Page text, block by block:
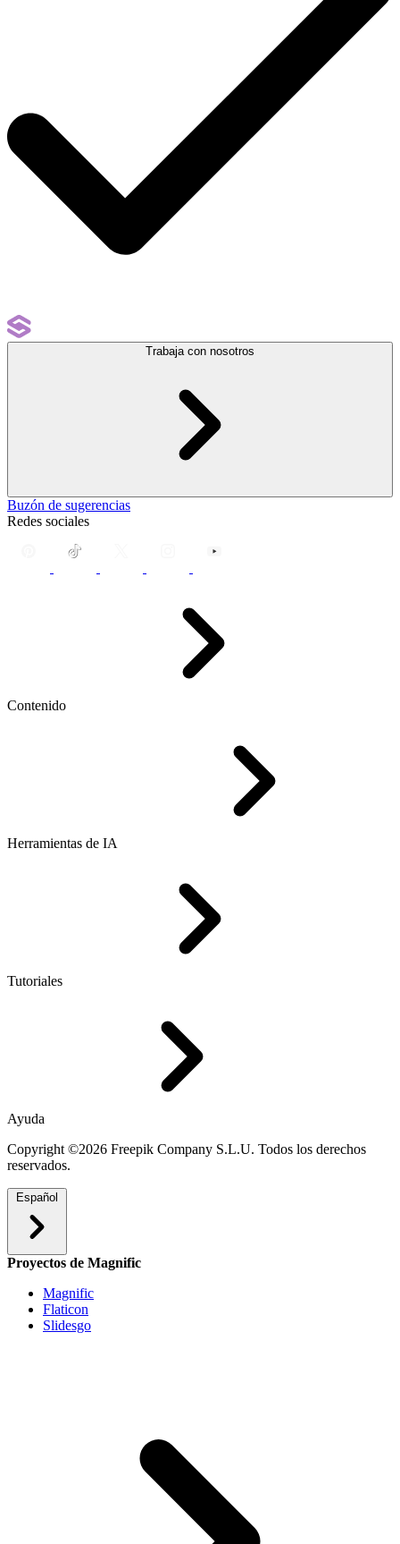
Trabaja con nosotros
Buzón de sugerencias
Redes sociales
Contenido
Herramientas de IA
Tutoriales
Ayuda
Copyright ©2026 Freepik Company S.L.U. Todos los derechos
reservados.
Español
Proyectos de Magnific
Magnific
Flaticon
Slidesgo